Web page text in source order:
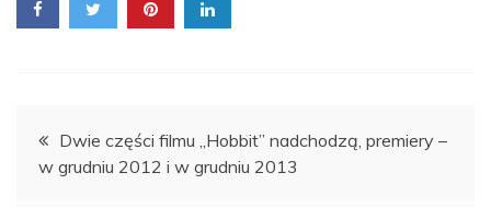
Nawigacja
wpisu
Dwie części filmu „Hobbit” nadchodzą, premiery –
w grudniu 2012 i w grudniu 2013